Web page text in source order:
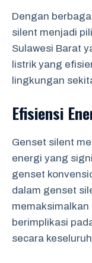
Dengan
silent menjadi
Sulawesi Barat
listrik yang
lingkungan
Efisiensi
Genset silent
energi yang
genset
dalam genset
memaksimalkan
berimplikasi
secara